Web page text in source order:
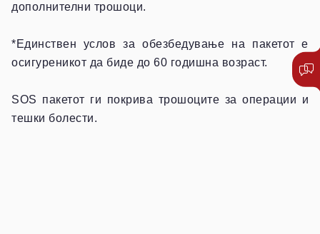
дополнителни трошоци.
*Единствен услов за обезбедување на пакетот е
осигуреникот да биде до 60 годишна возраст.
SOS пакетот ги покрива трошоците за операции и
тешки болести.